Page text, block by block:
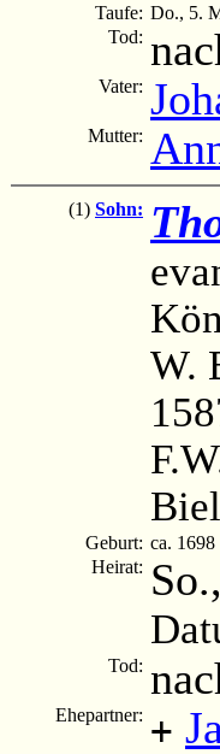
Taufe: Do., 5.
Tod:
Vater:
Mutter:
(1) Sohn:
W.
Geburt: ca. 1698
Heirat:
Tod:
Ehepartner: +